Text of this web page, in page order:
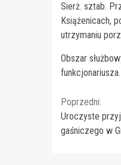
Sierż. sztab.
Książenicach,
utrzymaniu
Obszar
funkcjonariusza.
Continue
Reading
Poprzedni:
Uroczyste
gaśniczego w